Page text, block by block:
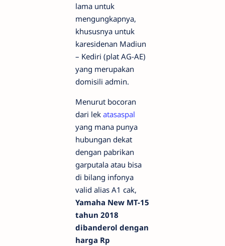
lama untuk
mengungkapnya,
khususnya untuk
karesidenan Madiun
– Kediri (plat AG-AE)
yang merupakan
domisili admin.
Menurut bocoran
dari lek atasaspal
yang mana punya
hubungan dekat
dengan pabrikan
garputala atau bisa
di bilang infonya
valid alias A1 cak,
Yamaha New MT-15
tahun 2018
dibanderol dengan
harga Rp